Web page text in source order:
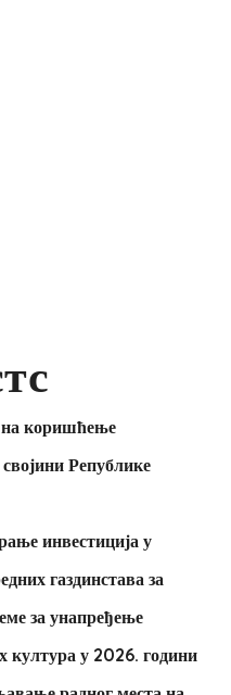
на коришћење
Републике
инвестиција у
газдинстава за
за унапређење
култура у 2026. години